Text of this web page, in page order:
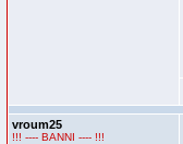
vroum25
!!! ---- BANNI ---- !!!